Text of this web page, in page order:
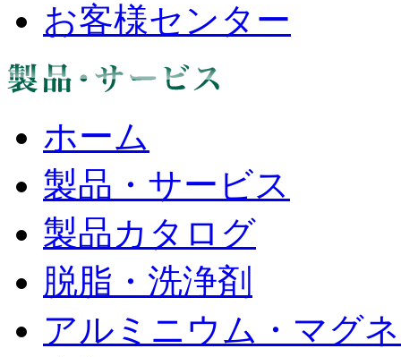
お客様センター
ホーム
製品・サービス
製品カタログ
脱脂・洗浄剤
アルミニウム・マグ